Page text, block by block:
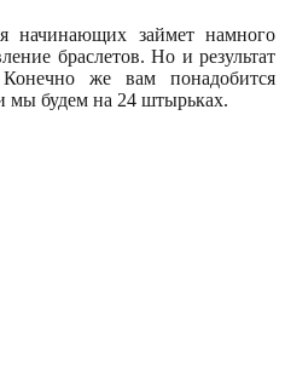
начинающих займет намного
браслетов. Но и результат
Конечно же вам понадобится
мы будем на 24 штырьках.